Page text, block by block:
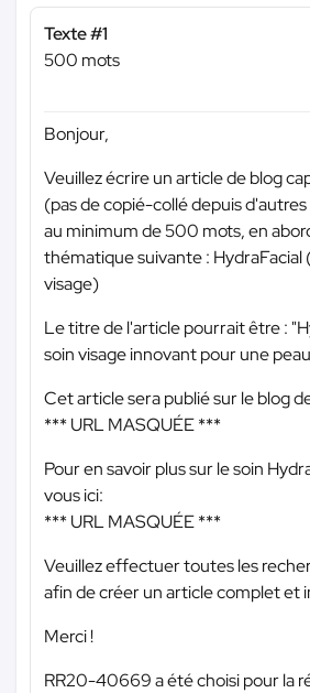
Texte #1
500 mots
Bonjour,
Veuillez écrire un article de blog
(pas de copié-collé depuis
au minimum de 500 mots, en
thématique suivante : HydraFacial
visage)
Le titre de l'article pourrait être :
soin visage innovant pour une
Cet article sera publié sur le blog
*** URL MASQUÉE ***
Pour en savoir plus sur le soin
vous ici:
*** URL MASQUÉE ***
Veuillez effectuer toutes les
afin de créer un article complet et
Merci !
RR20-40669 a été choisi pour la